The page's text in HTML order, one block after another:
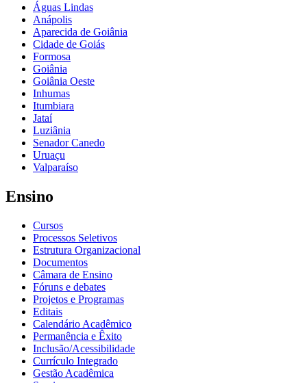
Águas Lindas
Anápolis
Aparecida de Goiânia
Cidade de Goiás
Formosa
Goiânia
Goiânia Oeste
Inhumas
Itumbiara
Jataí
Luziânia
Senador Canedo
Uruaçu
Valparaíso
Ensino
Cursos
Processos Seletivos
Estrutura Organizacional
Documentos
Câmara de Ensino
Fóruns e debates
Projetos e Programas
Editais
Calendário Acadêmico
Permanência e Êxito
Inclusão/Acessibilidade
Currículo Integrado
Gestão Acadêmica